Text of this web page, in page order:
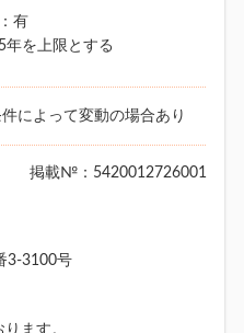
有
年を上限とする
によって変動の場合あり
掲載№：5420012726001
3-3100号
ます。